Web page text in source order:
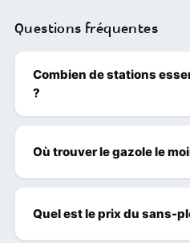
Questions fréquentes
Combien de stations
?
Où trouver le gazole le
Quel est le prix du sans-